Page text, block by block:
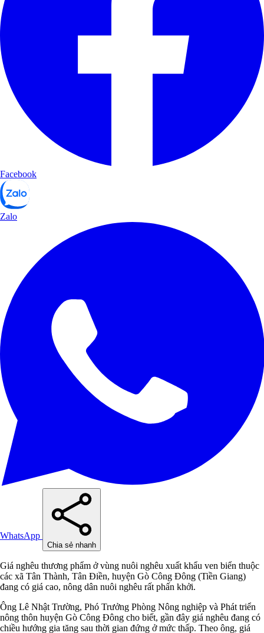
Facebook
Zalo
WhatsApp
Chia sẻ nhanh
Giá nghêu thương phẩm ở vùng nuôi nghêu xuất khẩu ven biển thuộc
các xã Tân Thành, Tân Điền, huyện Gò Công Đông (Tiền Giang)
đang có giá cao, nông dân nuôi nghêu rất phấn khởi.
Ông Lê Nhật Trường, Phó Trưởng Phòng Nông nghiệp và Phát triển
nông thôn huyện Gò Công Đông cho biết, gần đây giá nghêu đang có
chiều hướng gia tăng sau thời gian đứng ở mức thấp. Theo ông, giá